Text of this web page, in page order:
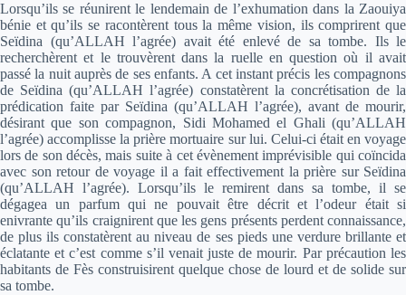
Lorsqu’ils se réunirent le lendemain de l’exhumation dans la Zaouiya
bénie et qu’ils se racontèrent tous la même vision, ils comprirent que
Seïdina (qu’ALLAH l’agrée) avait été enlevé de sa tombe. Ils le
recherchèrent et le trouvèrent dans la ruelle en question où il avait
passé la nuit auprès de ses enfants. A cet instant précis les compagnons
de Seïdina (qu’ALLAH l’agrée) constatèrent la concrétisation de la
prédication faite par Seïdina (qu’ALLAH l’agrée), avant de mourir,
désirant que son compagnon, Sidi Mohamed el Ghali (qu’ALLAH
l’agrée) accomplisse la prière mortuaire sur lui. Celui-ci était en voyage
lors de son décès, mais suite à cet évènement imprévisible qui coïncida
avec son retour de voyage il a fait effectivement la prière sur Seïdina
(qu’ALLAH l’agrée). Lorsqu’ils le remirent dans sa tombe, il se
dégagea un parfum qui ne pouvait être décrit et l’odeur était si
enivrante qu’ils craignirent que les gens présents perdent connaissance,
de plus ils constatèrent au niveau de ses pieds une verdure brillante et
éclatante et c’est comme s’il venait juste de mourir. Par précaution les
habitants de Fès construisirent quelque chose de lourd et de solide sur
sa tombe.